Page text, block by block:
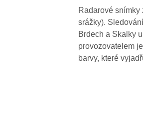
Radarové snímky
srážky).
Brdech a Skalky
provozovatelem
barvy, které